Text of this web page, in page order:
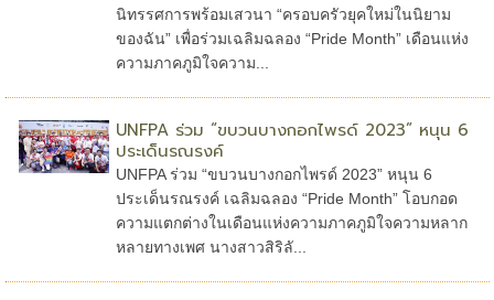
นิทรรศการพร้อมเสวนา “ครอบครัวยุคใหม่ในนิยาม
ของฉัน” เพื่อร่วมเฉลิมฉลอง “Pride Month” เดือนแห่ง
ความภาคภูมิใจความ...
UNFPA ร่วม “ขบวนบางกอกไพรด์ 2023” หนุน 6
ประเด็นรณรงค์
UNFPA ร่วม “ขบวนบางกอกไพรด์ 2023” หนุน 6
ประเด็นรณรงค์ เฉลิมฉลอง “Pride Month” โอบกอด
ความแตกต่างในเดือนแห่งความภาคภูมิใจความหลาก
หลายทางเพศ นางสาวสิริลั...